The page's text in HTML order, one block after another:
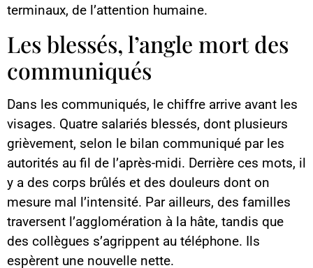
terminaux, de l’attention humaine.
Les blessés, l’angle mort des
communiqués
Dans les communiqués, le chiffre arrive avant les
visages. Quatre salariés blessés, dont plusieurs
grièvement, selon le bilan communiqué par les
autorités au fil de l’après-midi. Derrière ces mots, il
y a des corps brûlés et des douleurs dont on
mesure mal l’intensité. Par ailleurs, des familles
traversent l’agglomération à la hâte, tandis que
des collègues s’agrippent au téléphone. Ils
espèrent une nouvelle nette.